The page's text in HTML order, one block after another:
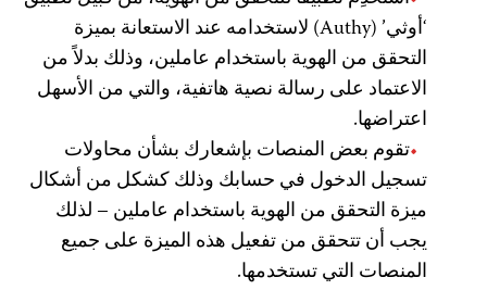
‘أوثي’ (Authy) لاستخدامه عند الاستعانة بميزة
التحقق من الهوية باستخدام عاملين، وذلك بدلاً من
الاعتماد على رسالة نصية هاتفية، والتي من الأسهل
اعتراضها.
تقوم بعض المنصات بإشعارك بشأن محاولات
تسجيل الدخول في حسابك وذلك كشكل من أشكال
ميزة التحقق من الهوية باستخدام عاملين – لذلك
يجب أن تتحقق من تفعيل هذه الميزة على جميع
المنصات التي تستخدمها.